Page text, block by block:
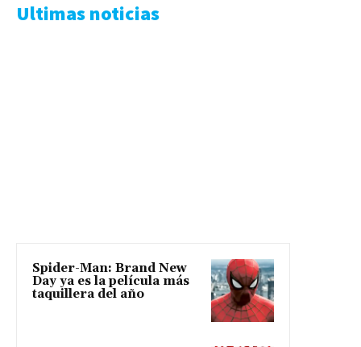
Ultimas noticias
Spider-Man: Brand New
Day ya es la película más
taquillera del año